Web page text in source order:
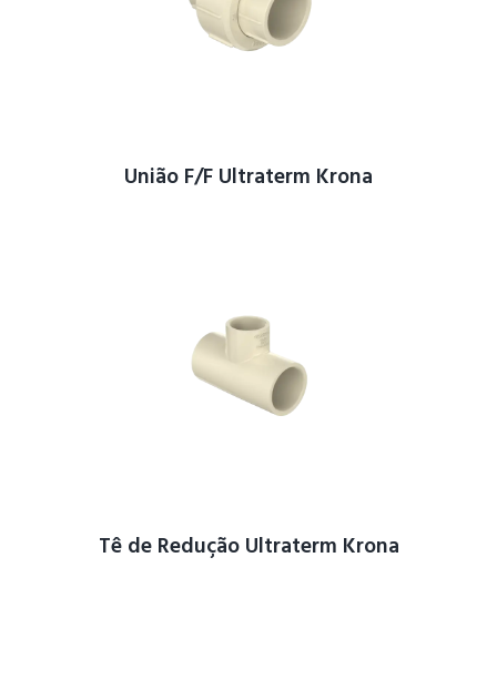
União F/F Ultraterm Krona
Tê de Redução Ultraterm Krona